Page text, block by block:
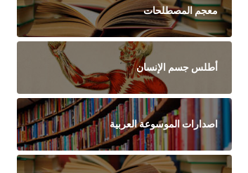
معجم المصطلحات
أطلس جسم الإنسان
اصدارات الموسوعة العربية